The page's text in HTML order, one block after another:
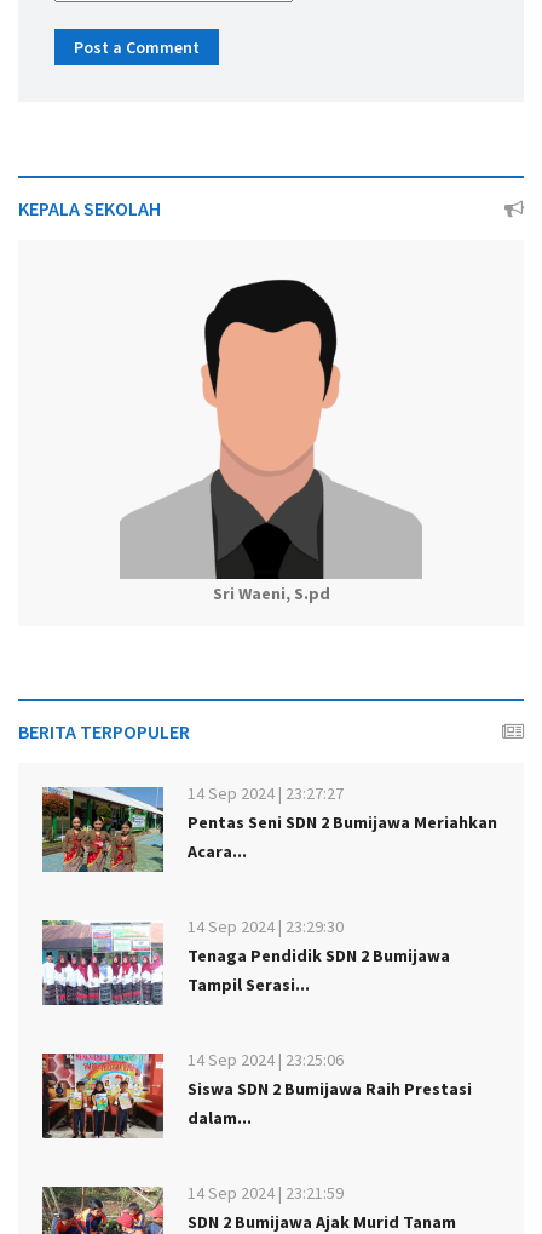
KEPALA SEKOLAH
Sri Waeni, S.pd
BERITA TERPOPULER
14 Sep 2024 | 23:27:27
Pentas Seni SDN 2 Bumijawa Meriahkan
Acara...
14 Sep 2024 | 23:29:30
Tenaga Pendidik SDN 2 Bumijawa
Tampil Serasi...
14 Sep 2024 | 23:25:06
Siswa SDN 2 Bumijawa Raih Prestasi
dalam...
14 Sep 2024 | 23:21:59
SDN 2 Bumijawa Ajak Murid Tanam